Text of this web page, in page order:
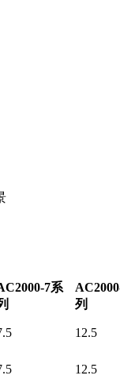
7系
列
12.5
12.5